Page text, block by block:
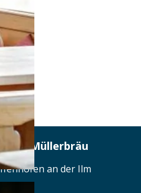
Müllerbräu
an der Ilm